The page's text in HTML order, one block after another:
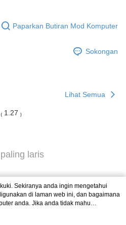
Syarikat.
akan memberikan maklumat peribadi
atau alamat) kepada Syarikat bagi
class="link revert-
tanpa perlu memohon lagi.
tidak terbuka untuk syarikat
Ansuran Gogo", selepas
automatik dialihkan ke proses
nombor telefon, pilih bilangan
pembayaran, dan setelah
bil kepada pengguna. AFTEE
rujuk kepada "Penyata Pengumpulan
Jika pengguna tidak membuat
bawah umur dikehendaki
ibu bapa atau penjaga yang sah
perkhidmatan ini.
Kadar Penghantaran
Paparkan Butiran Mod Komputer
Sokongan
Lihat Semua
1.27 ₎
laris
Sekiranya anda ingin mengetahui
di laman web ini, dan bagaimana
anda. Jika anda tidak mahu
sila rujuk penerangan mengenai kuki.